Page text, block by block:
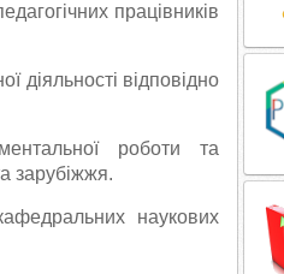
працівників
діяльності відповідно
роботи та
зарубіжжя.
наукових